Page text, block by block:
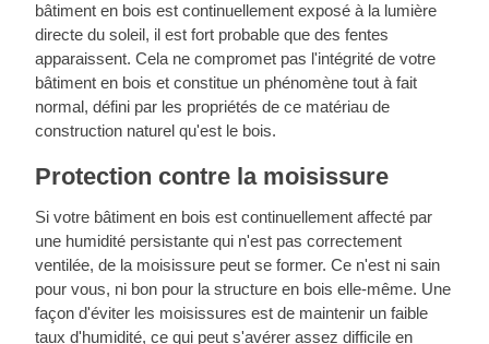
bâtiment en bois est continuellement exposé à la lumière
directe du soleil, il est fort probable que des fentes
apparaissent. Cela ne compromet pas l'intégrité de votre
bâtiment en bois et constitue un phénomène tout à fait
normal, défini par les propriétés de ce matériau de
construction naturel qu'est le bois.
Protection contre la moisissure
Si votre bâtiment en bois est continuellement affecté par
une humidité persistante qui n'est pas correctement
ventilée, de la moisissure peut se former. Ce n'est ni sain
pour vous, ni bon pour la structure en bois elle-même. Une
façon d'éviter les moisissures est de maintenir un faible
taux d'humidité, ce qui peut s'avérer assez difficile en